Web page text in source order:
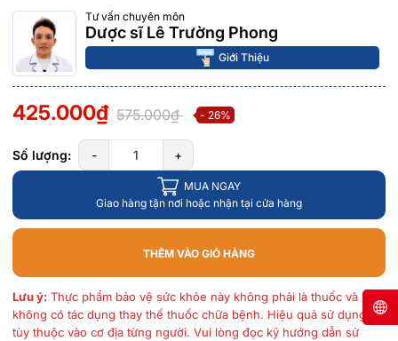
Tư vấn chuyên môn
Dược sĩ Lê Trường Phong
Giới Thiệu
425.000₫ 575.000₫ - 26%
Số lượng: - +
MUA NGAY
Giao hàng tận nơi hoặc nhận tại cửa hàng
THÊM VÀO GIỎ HÀNG
Lưu ý: Thực phẩm bảo vệ sức khỏe này không phải là thuốc và
không có tác dụng thay thế thuốc chữa bệnh. Hiệu quả sử dụng
tùy thuộc vào cơ địa từng người. Vui lòng đọc kỹ hướng dẫn sử